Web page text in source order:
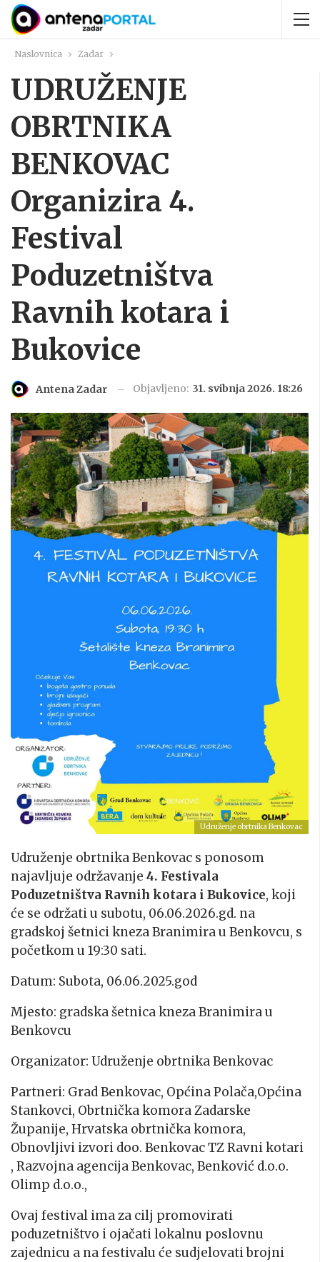
Naslovnica Zadar
UDRUŽENJE
OBRTNIKA
BENKOVAC
Organizira 4.
Festival
Poduzetništva
Ravnih kotara i
Bukovice
Antena Zadar Objavljeno: 31. svibnja 2026. 18:26
Udruženje obrtnika Benkovac
Udruženje obrtnika Benkovac s ponosom
najavljuje održavanje 4. Festivala
Poduzetništva Ravnih kotara i Bukovice, koji
će se održati u subotu, 06.06.2026.gd. na
gradskoj šetnici kneza Branimira u Benkovcu, s
početkom u 19:30 sati.
Datum: Subota, 06.06.2025.god
Mjesto: gradska šetnica kneza Branimira u
Benkovcu
Organizator: Udruženje obrtnika Benkovac
Partneri: Grad Benkovac, Općina Polača,Općina
Stankovci, Obrtnička komora Zadarske
Županije, Hrvatska obrtnička komora,
Obnovljivi izvori doo. Benkovac TZ Ravni kotari
, Razvojna agencija Benkovac, Benković d.o.o.
Olimp d.o.o.,
Ovaj festival ima za cilj promovirati
poduzetništvo i ojačati lokalnu poslovnu
zajednicu a na festivalu će sudjelovati brojni